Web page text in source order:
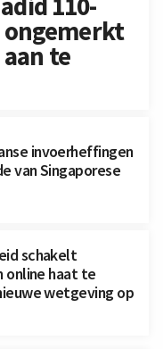
ongemerkt
te
invoerheffingen
van Singaporese
schakelt
online haat te
wetgeving op